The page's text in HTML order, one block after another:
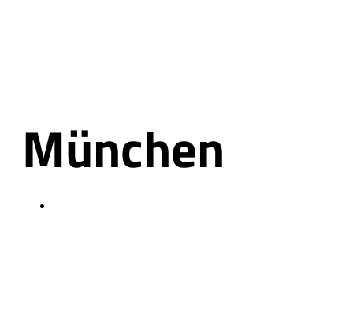
München